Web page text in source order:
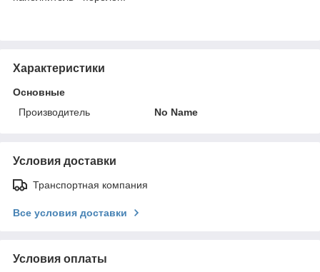
Характеристики
Основные
Производитель
No Name
Условия доставки
Транспортная компания
Все условия доставки
Условия оплаты